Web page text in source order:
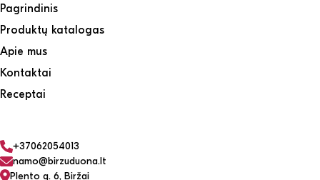
Pagrindinis
Produktų katalogas
Apie mus
Kontaktai
Receptai
+37062054013
namo@birzuduona.lt
Plento g. 6, Biržai